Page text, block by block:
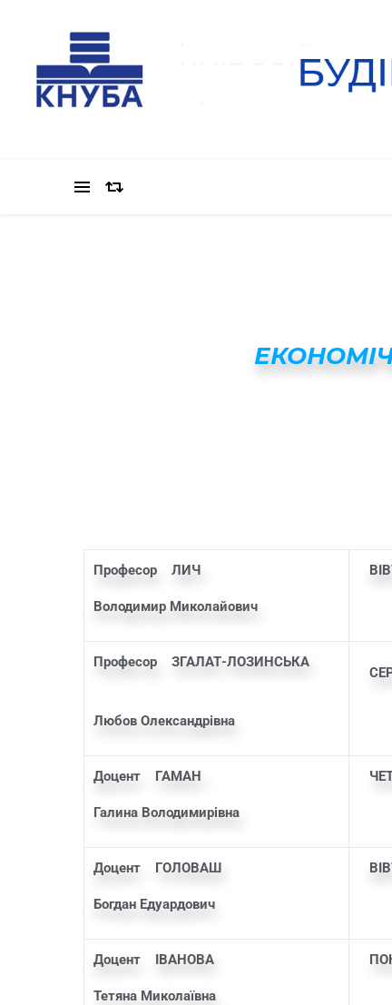
Професор ЛИЧ
Володимир Миколайович
Професор ЗГАЛАТ-ЛОЗИНСЬКА
Любов Олександрівна
Доцент ГАМАН
Галина Володимирівна
Доцент ГОЛОВАШ
Богдан Едуардович
Доцент ІВАНОВА
Тетяна Миколаївна